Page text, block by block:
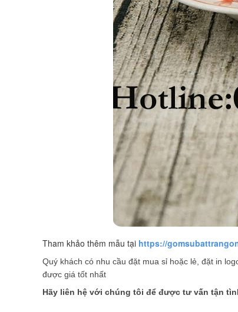
Tham khảo thêm mẫu tại https://
Quý khách có nhu cầu đặt mua sỉ hoặc lẻ, đặt in
được giá tốt nhất
Hãy liên hệ với chúng tôi để được tư vấn tận